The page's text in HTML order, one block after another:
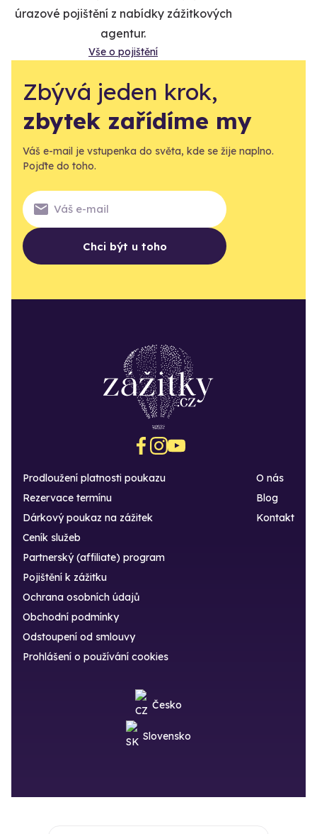
úrazové pojištění z nabídky zážitkových
agentur.
Vše o pojištění
Zbývá jeden krok,
zbytek zařídíme my
Váš e-mail je vstupenka do světa, kde se žije naplno.
Pojďte do toho.
Chci být u toho
Prodloužení platnosti poukazu
Rezervace termínu
Dárkový poukaz na zážitek
O nás
Blog
Kontakt
Ceník služeb
Partnerský (affiliate) program
Pojištění k zážitku
Ochrana osobních údajů
Obchodní podmínky
Odstoupení od smlouvy
Prohlášení o používání cookies
Česko
Slovensko